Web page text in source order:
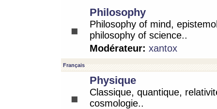
Philosophy
Philosophy of mind,
philosophy of science..
Modérateur: xantox
Français
Physique
Classique, quantique,
cosmologie..